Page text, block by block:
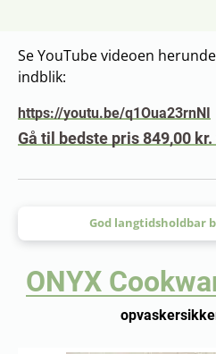
Se YouTube videoen
indblik:
https://youtu.be/q1Oua23rnNI
Gå til bedste pris 849,00
God langtidsholdbar
ONYX